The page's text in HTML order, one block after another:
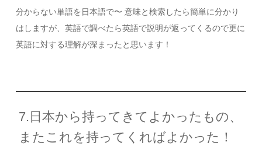
分からない単語を日本語で〜 意味と検索したら簡単に分かり
はしますが、英語で調べたら英語で説明が返ってくるので更に
英語に対する理解が深まったと思います！
7.日本から持ってきてよかったもの、
またこれを持ってくればよかった！